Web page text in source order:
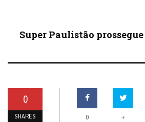
Super Paulistão
0
SHARES 0 +